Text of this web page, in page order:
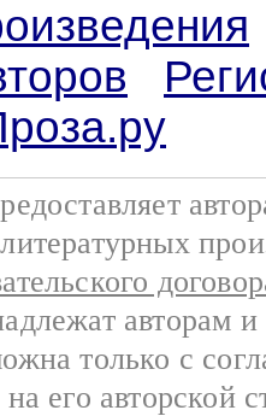
авторам
только с
его авторской